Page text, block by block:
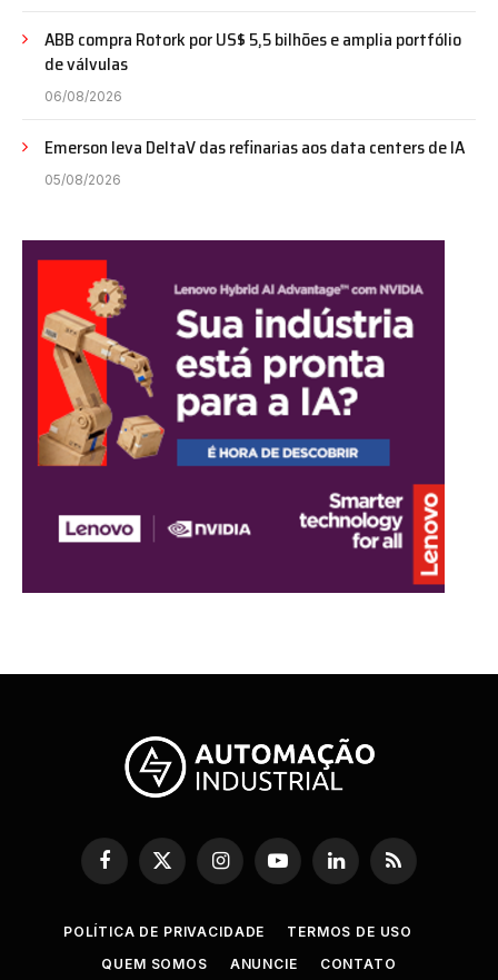
ABB compra Rotork por US$ 5,5 bilhões e amplia portfólio
de válvulas
06/08/2026
Emerson leva DeltaV das refinarias aos data centers de IA
05/08/2026
Facebook
X
(Twitter)
InstagramYouTubeLinkedInRSS
POLÍTICA DE PRIVACIDADE
TERMOS DE USO
QUEM SOMOS
ANUNCIE CONTATO